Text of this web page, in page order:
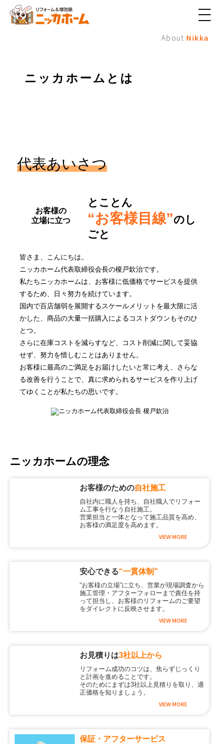
メ
ュ
About Nikka
ニッカホームとは
代表あいさつ
お客様の
立場に立つ
とことん
“お客様目線”のし
ごと
皆さま、こんにちは。
ニッカホーム代表取締役会長の榎戸欽治です。
私たちニッカホームは、お客様に低価格でサービスを提供
するため、日々努力を続けています。
国内で百店舗弱を展開するスケールメリットを最大限に活
かした、商品の大量一括購入によるコストダウンもそのひ
とつ。
さらに在庫コストを減らすなど、コスト削減に関して妥協
せず、努力を惜しむことはありません。
お客様に最高のご満足をお届けしたいと常に考え、さらな
る改善を行うことで、真に求められるサービスを作り上げ
てゆくことが私たちの思いです。
ニッカホームの理念
お客様のための自社施工
自社内に職人を持ち、自社職人でリフォー
ム工事を行なう自社施工。
営業担当と一体となって施工品質を高め、
お客様の満足度を高めます。
VIEW MORE
安心できる“一貫体制”
“お客様の立場”に立ち、営業が現場調査から
施工管理・アフターフォローまで責任を持
って担当し、お客様のリフォームのご要望
をダイレクトに反映させます。
VIEW MORE
お見積りは3社以上から
リフォーム成功のコツは、焦らずじっくり
と計画を進めることです。
そのためにまずは3社以上見積りを取り、適
正価格を知りましょう。
VIEW MORE
保証・アフターサービス